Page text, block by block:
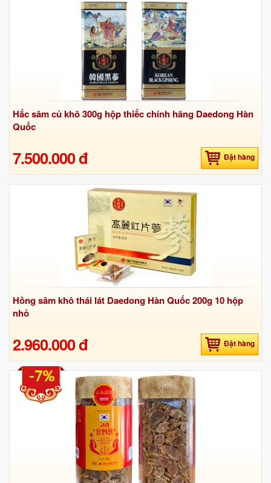
Hắc sâm củ khô 300g hộp thiếc chính hãng Daedong Hàn
Quốc
7.500.000 đ Đặt hàng
Hồng sâm khô thái lát Daedong Hàn Quốc 200g 10 hộp
nhỏ
2.960.000 đ Đặt hàng
-7%